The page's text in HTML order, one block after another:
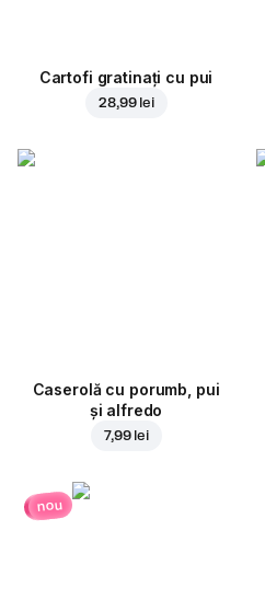
Cartofi gratinați cu pui
28,99 lei
Caserolă cu porumb, pui
și alfredo
7,99 lei
nou